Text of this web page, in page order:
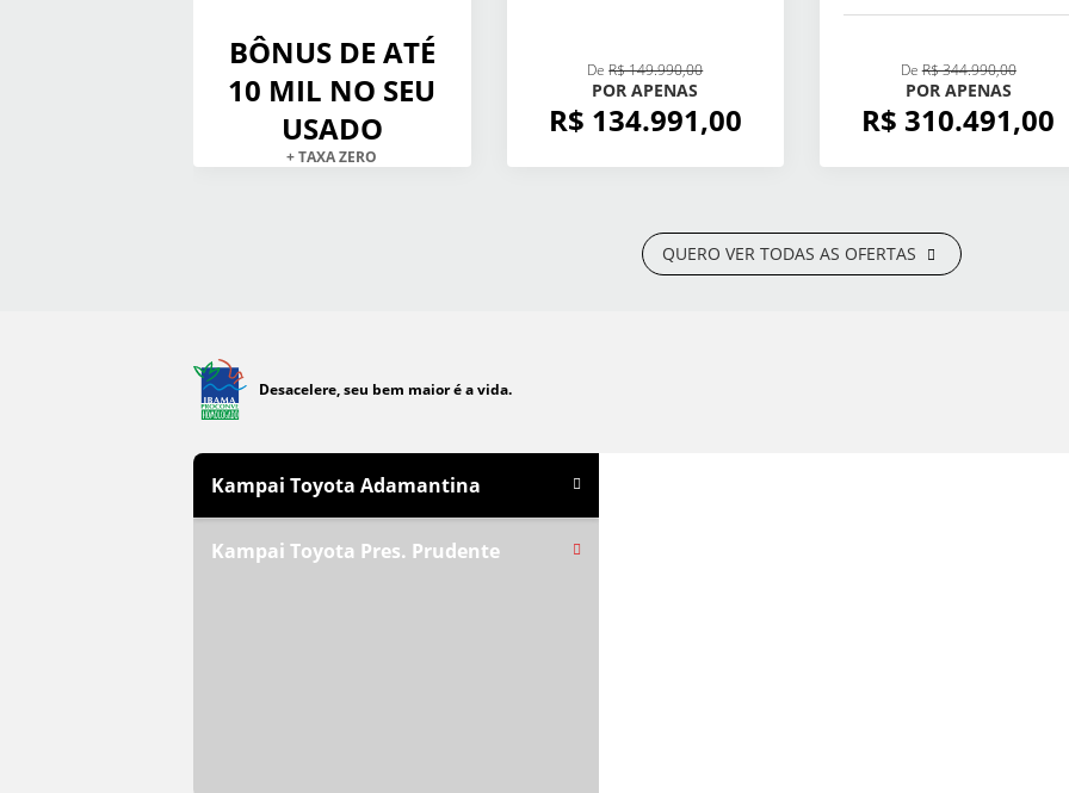
BÔNUS DE ATÉ
10 MIL NO SEU
USADO
+ TAXA ZERO
DeR$ 149.990,00
POR APENAS
R$ 134.991,00
DeR$ 344.990,00
POR APENAS
R$ 310.491,00
QUERO VER TODAS AS OFERTAS
Desacelere, seu bem maior é a vida.
Kampai Toyota Adamantina
Kampai Toyota Pres. Prudente